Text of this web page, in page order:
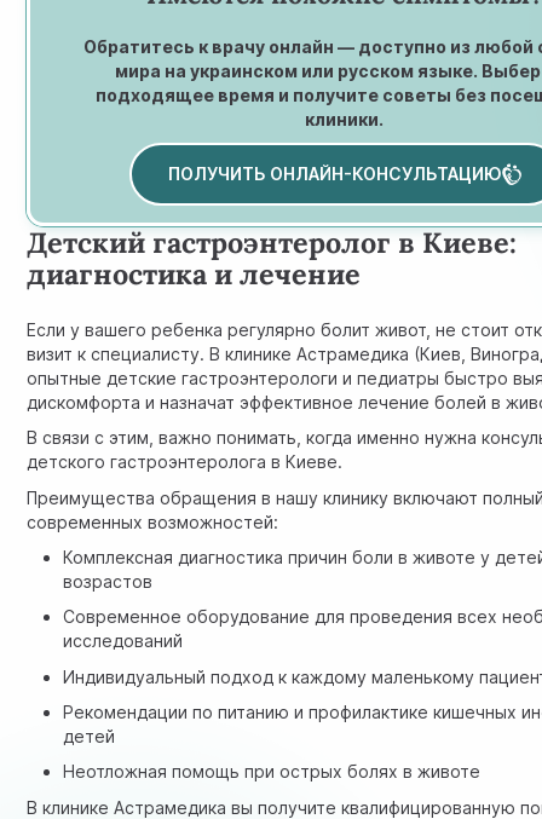
Обратитесь к врачу онлайн — доступно из любой
мира на украинском или русском языке.
подходящее время и получите советы без
клиники.
ПОЛУЧИТЬ ОНЛАЙН-КОНСУЛЬТАЦИЮ
Детский гастроэнтеролог в Киеве:
диагностика и лечение
Если у вашего ребенка регулярно болит живот, не стоит
визит к специалисту. В клинике Астрамедика (Киев,
опытные детские гастроэнтерологи и педиатры быстро
дискомфорта и назначат эффективное лечение болей в
В связи с этим, важно понимать, когда именно нужна
детского гастроэнтеролога в Киеве.
Преимущества обращения в нашу клинику включают
современных возможностей:
Комплексная диагностика причин боли в животе у
возрастов
Современное оборудование для проведения всех
исследований
Индивидуальный подход к каждому маленькому
Рекомендации по питанию и профилактике кишечных
детей
Неотложная помощь при острых болях в животе
В клинике Астрамедика вы получите квалифицированную